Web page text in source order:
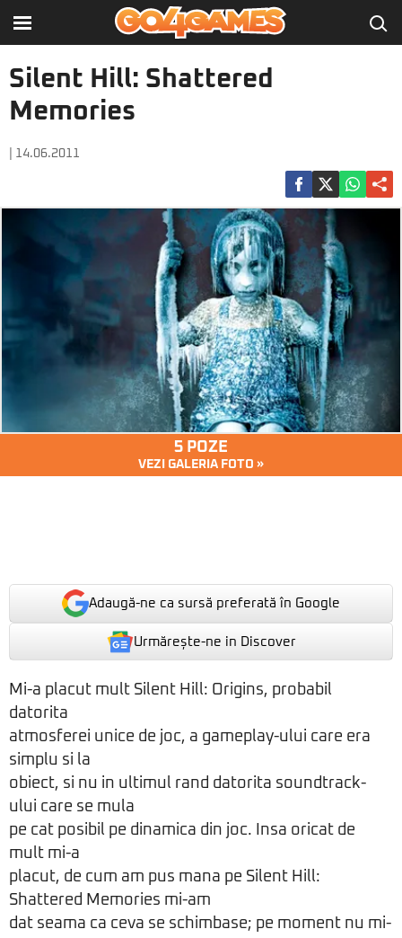
Silent Hill: Shattered
Memories
| 14.06.2011
5 POZE
VEZI GALERIA FOTO »
Adaugă-ne ca sursă preferată în Google
Urmărește-ne in Discover
Mi-a placut mult Silent Hill: Origins, probabil
datorita
atmosferei unice de joc, a gameplay-ului care era
simplu si la
obiect, si nu in ultimul rand datorita soundtrack-
ului care se mula
pe cat posibil pe dinamica din joc. Insa oricat de
mult mi-a
placut, de cum am pus mana pe Silent Hill:
Shattered Memories mi-am
dat seama ca ceva se schimbase; pe moment nu mi-